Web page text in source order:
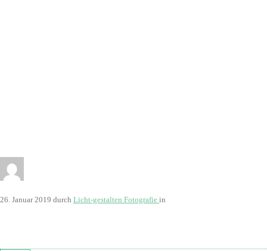
26. Januar 2019 durch Licht-gestalten Fotografie in